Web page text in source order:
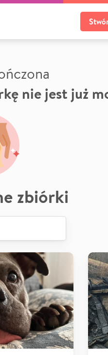
nie jest już
zbiórki